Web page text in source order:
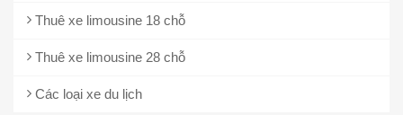
Thuê xe limousine 18 chỗ
Thuê xe limousine 28 chỗ
Các loại xe du lịch